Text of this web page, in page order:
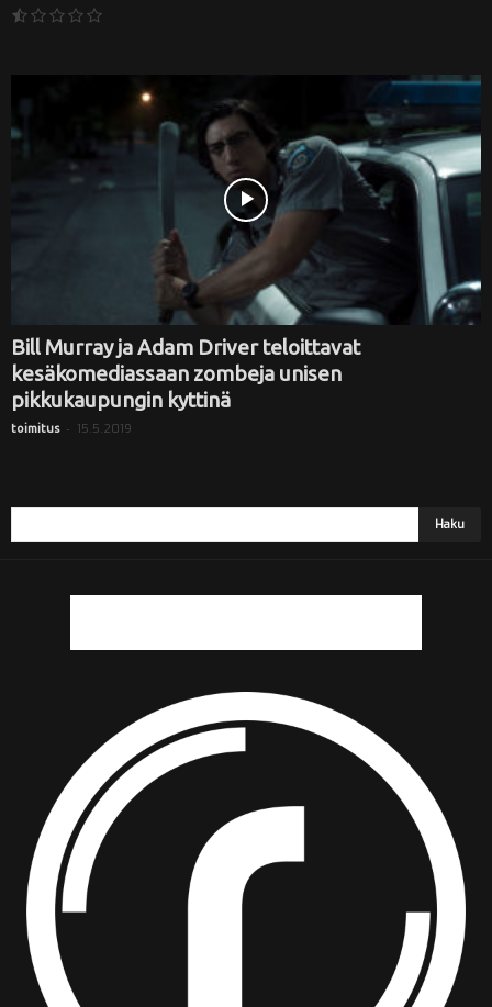
Bill Murray ja Adam Driver teloittavat
kesäkomediassaan zombeja unisen
pikkukaupungin kyttinä
toimitus - 15.5.2019